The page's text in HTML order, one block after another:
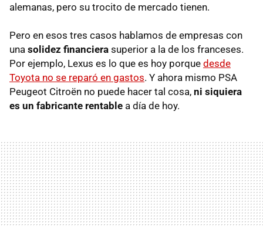
alemanas, pero su trocito de mercado tienen.
Pero en esos tres casos hablamos de empresas con
una solidez financiera superior a la de los franceses.
Por ejemplo, Lexus es lo que es hoy porque desde
Toyota no se reparó en gastos. Y ahora mismo PSA
Peugeot Citroën no puede hacer tal cosa, ni siquiera
es un fabricante rentable a día de hoy.